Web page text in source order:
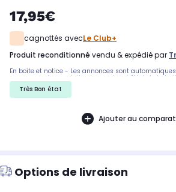
17,95€
cagnottés avecLe Club+
produit reconditionné vendu & expédié par
En boite et notice - Les annonces sont
rayures sur les produits, demandez si l'état de la
important. Nous ne pouvons pas tout detailler
Très Bon état
Ajouter au
Options de livraison